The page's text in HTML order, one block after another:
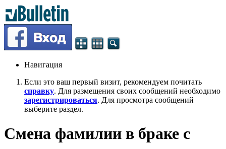
Навигация
Если это ваш первый визит, рекомендуем почитать
справку. Для размещения своих сообщений необходимо
зарегистрироваться. Для просмотра сообщений
выберите раздел.
Смена фамилии в браке с